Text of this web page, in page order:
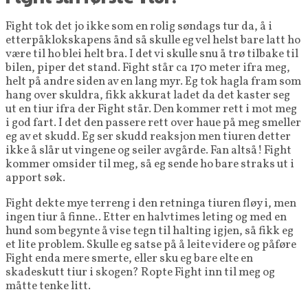
Fight tok det jo ikke som en rolig søndags tur da, å i
etterpåklokskapens ånd så skulle eg vel helst bare latt ho
være til ho blei helt bra. I det vi skulle snu å trø tilbake til
bilen, piper det stand. Fight står ca 170 meter ifra meg,
helt på andre siden av en lang myr. Eg tok hagla fram som
hang over skuldra, fikk akkurat ladet da det kaster seg
ut en tiur ifra der Fight står. Den kommer rett i mot meg
i god fart. I det den passere rett over haue på meg smeller
eg av et skudd. Eg ser skudd reaksjon men tiuren detter
ikke å slår ut vingene og seiler avgårde. Fan altså! Fight
kommer omsider til meg, så eg sende ho bare straks ut i
apport søk.
Fight dekte mye terreng i den retninga tiuren fløy i, men
ingen tiur å finne.. Etter en halvtimes leting og med en
hund som begynte å vise tegn til halting igjen, så fikk eg
et lite problem. Skulle eg satse på å leite videre og påføre
Fight enda mere smerte, eller sku eg bare elte en
skadeskutt tiur i skogen? Ropte Fight inn til meg og
måtte tenke litt.